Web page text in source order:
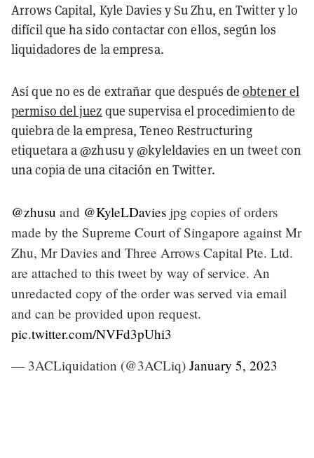
Arrows Capital, Kyle Davies y Su Zhu, en Twitter y lo
difícil que ha sido contactar con ellos, según los
liquidadores de la empresa.
Así que no es de extrañar que después deobtener el
permiso del juez que supervisa el procedimiento de
quiebra de la empresa, Teneo Restructuring
etiquetara a @zhusu y @kyleldavies en un tweet con
una copia de una citación en Twitter.
@zhusu and @KyleLDavies jpg copies of orders
made by the Supreme Court of Singapore against Mr
Zhu, Mr Davies and Three Arrows Capital Pte. Ltd.
are attached to this tweet by way of service. An
unredacted copy of the order was served via email
and can be provided upon request.
pic.twitter.com/NVFd3pUhi3
— 3ACLiquidation (@3ACLiq) January 5, 2023